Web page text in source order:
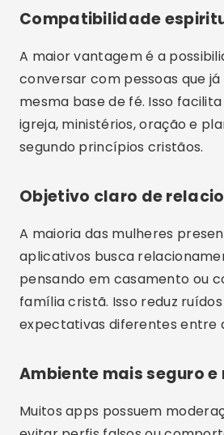
Compatibilidade
A maior vantagem é a
conversar com pessoas que
mesma base de fé. Isso
igreja, ministérios, oração e
segundo princípios cristãos.
Objetivo claro de
A maioria das mulheres
aplicativos busca
pensando em casamento ou
família cristã. Isso reduz
expectativas diferentes entre
Ambiente mais seguro
Muitos apps possuem